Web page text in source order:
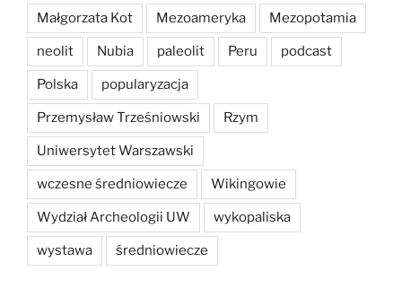
Małgorzata Kot Mezoameryka Mezopotamia
neolit Nubia paleolit Peru podcast
Polska popularyzacja
Przemysław Trześniowski Rzym
Uniwersytet Warszawski
wczesne średniowiecze Wikingowie
Wydział Archeologii UW wykopaliska
wystawa średniowiecze